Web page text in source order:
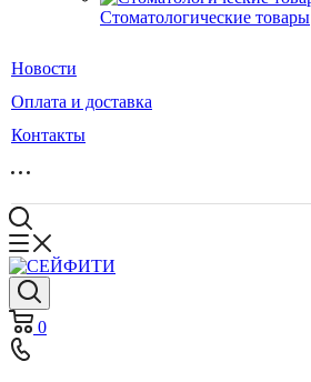
Стоматологические товары
Новости
Оплата и доставка
Контакты
0